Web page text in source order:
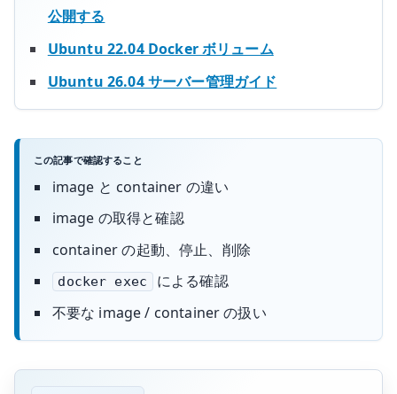
公開する
Ubuntu 22.04 Docker ボリューム
Ubuntu 26.04 サーバー管理ガイド
この記事で確認すること
image と container の違い
image の取得と確認
container の起動、停止、削除
docker exec
による確認
不要な image / container の扱い